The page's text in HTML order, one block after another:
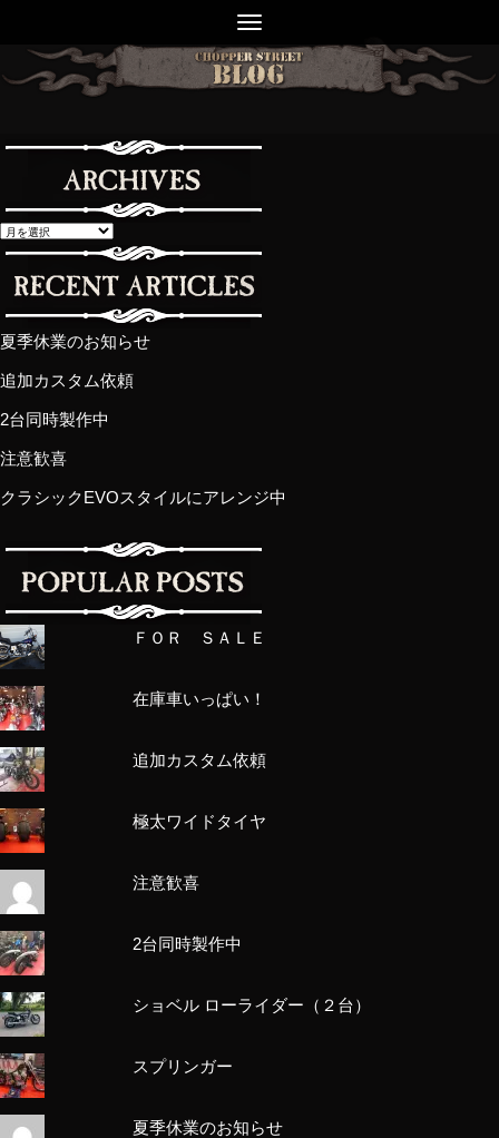
夏季休業のお知らせ
追加カスタム依頼
2台同時製作中
注意歓喜
クラシックEVOスタイルにアレンジ中
ＦＯＲ ＳＡＬＥ
在庫車いっぱい！
追加カスタム依頼
極太ワイドタイヤ
注意歓喜
2台同時製作中
ショベル ローライダー（２台）
スプリンガー
夏季休業のお知らせ